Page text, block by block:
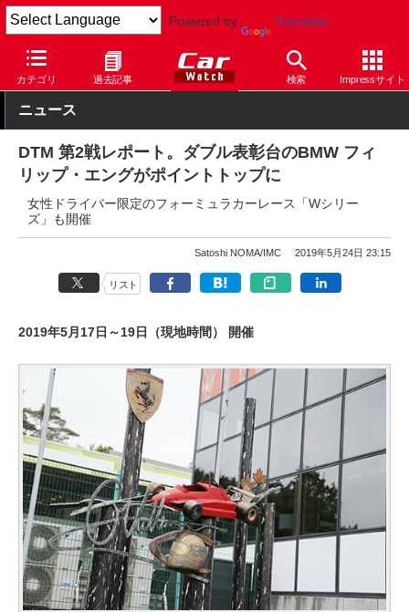
Powered by Translate
カテゴリ 過去記事 検索 Impressサイト
Car Watch モータースポーツ その他
ニュース
DTM 第2戦レポート。ダブル表彰台のBMW フィ
リップ・エングがポイントトップに
女性ドライバー限定のフォーミュラカーレース「Wシリー
ズ」も開催
Satoshi NOMA/IMC 2019年5月24日 23:15
リスト
2019年5月17日～19日（現地時間） 開催